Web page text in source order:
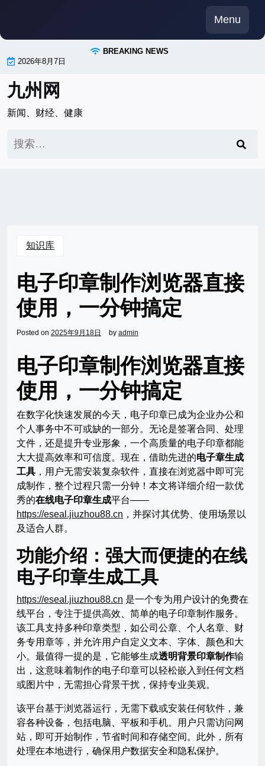
content
Menu
BREAKING NEWS
2026年8月7日
九州网
新闻、财经、健康
索：
知识库
电子印章制作浏览器直接
使用，一分钟搞定
Posted on 2025年9月18日 by admin
电子印章制作浏览器直接
使用，一分钟搞定
在数字化快速发展的今天，电子印章已成为企业办公和
个人事务中不可或缺的一部分。无论是签署合同、处理
文件，还是提升专业形象，一个高质量的电子印章都能
大大提高效率和可信度。现在，借助先进的电子章生成
工具 ，用户无需安装复杂软件，直接在浏览器中即可完
成制作，整个过程只需一分钟！本文将详细介绍一款优
秀的在线电子印章生成平台——
https://eseal.jiuzhou88.cn ，并探讨其优势、使用场景以
及适合人群。
功能介绍：强大而便捷的在线
电子印章生成工具
https://eseal.jiuzhou88.cn 是一个专为用户设计的免费在
线平台，专注于提供高效、简单的电子印章制作服务。
该工具支持多种印章类型，如公司公章、个人名章、财
务专用章等，并允许用户自定义文本、字体、颜色和大
小。最值得一提的是，它能够生成透明背景印章制作输
出，这意味着制作的电子印章可以轻松嵌入到任何文档
或图片中，无需担心背景干扰，保持专业美观。
该平台基于浏览器运行，无需下载或安装任何软件，兼
容各种设备，包括电脑、平板和手机。用户只需访问网
站，即可开始制作，节省时间和存储空间。此外，所有
处理在本地进行，确保用户数据安全和隐私保护。